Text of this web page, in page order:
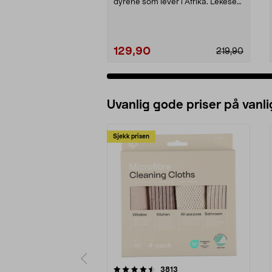
dyrene som lever i Afrika. Lekesett
129,90 219,90
Uvanlig gode priser på
Sjekk prisen
3813
4.5av 5 stjerner